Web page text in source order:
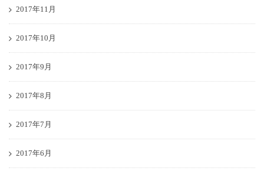
2017年11月
2017年10月
2017年9月
2017年8月
2017年7月
2017年6月